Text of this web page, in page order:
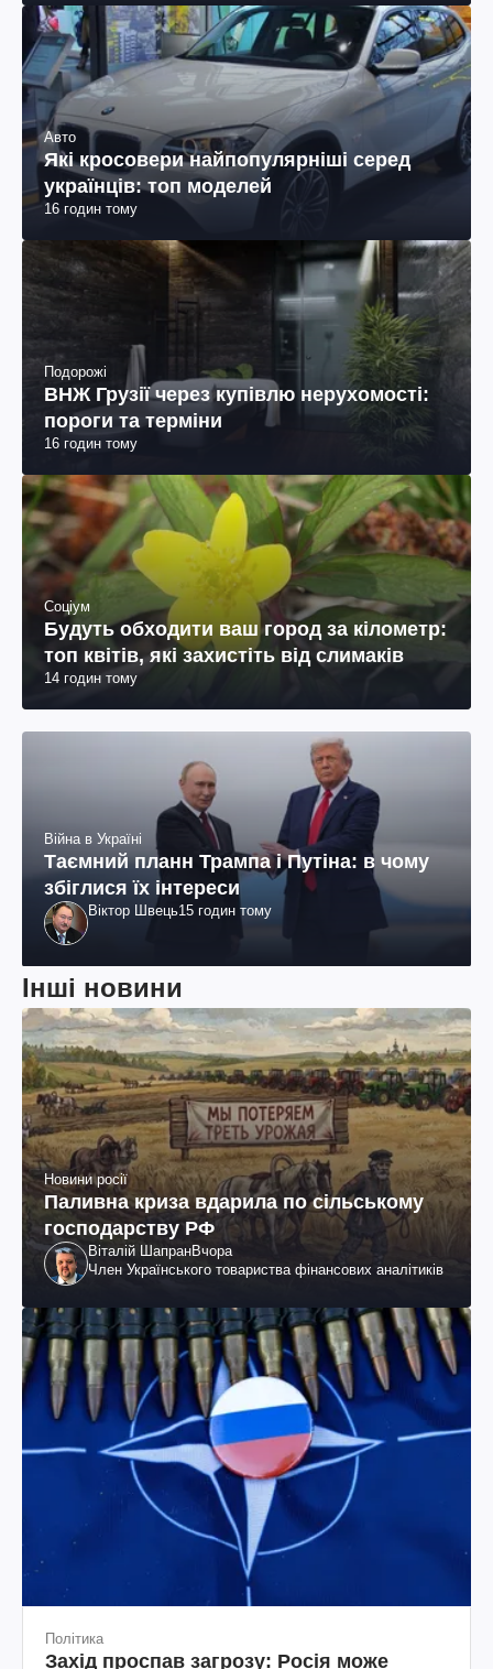
Авто
Які кросовери найпопулярніші серед
українців: топ моделей
16 годин тому
Подорожі
ВНЖ Грузії через купівлю нерухомості:
пороги та терміни
16 годин тому
Соціум
Будуть обходити ваш город за кілометр:
топ квітів, які захистіть від слимаків
14 годин тому
Війна в Україні
Таємний планн Трампа і Путіна: в чому
збіглися їх інтереси
Віктор Швець15 годин тому
Інші новини
Новини росії
Паливна криза вдарила по сільському
господарству РФ
Віталій ШапранВчора
Член Українського товариства фінансових аналітиків
Політика
Захід проспав загрозу: Росія може